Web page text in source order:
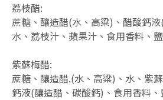
荔枝醋:
蔗糖、釀造醋(水、高粱)、醋酸鈣
水、荔枝汁、蘋果汁、食用香料、鹽
紫蘇梅醋:
蔗糖、釀造醋.(水、高粱)、水、紫
鈣液(釀造醋、碳酸鈣)、食用香料